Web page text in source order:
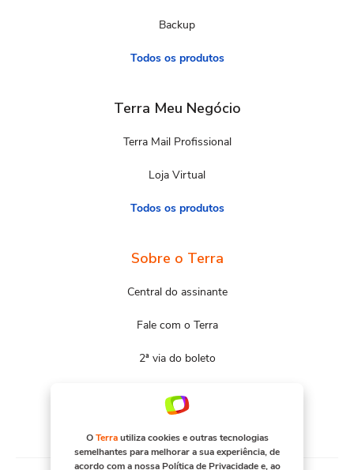
Backup
Todos os produtos
Terra Meu Negócio
Terra Mail Profissional
Loja Virtual
Todos os produtos
Sobre o Terra
Central do assinante
Fale com o Terra
2ª via do boleto
OTerrautiliza cookies e outras tecnologias
semelhantes para melhorar a sua experiência, de
acordo com a nossa Política de Privacidadee, ao